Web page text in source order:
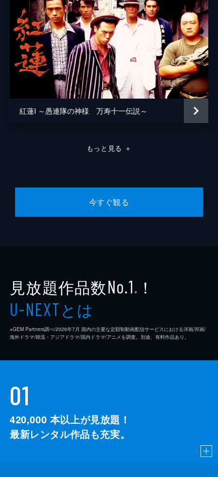
紅蓮I ～愚連隊の神様 万寿十一伝説～
もっと見る ＋
今すぐ観る
見放題作品数No.1 ※ ！
U-NEXTとは
※GEM Partners調べ/2026年7⽉ 国内の主要な定額制動画配信サービスにおける洋画/邦画/
海外ドラマ/韓流・アジアドラマ/国内ドラマ/アニメを調査。別途、有料作品あり。
01
420,000 本以上が見放題！
最新レンタル作品も充実。